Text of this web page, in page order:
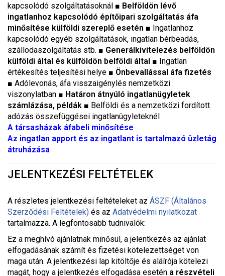
kapcsolódó szolgáltatásoknál ■ Belföldön lévő
ingatlanhoz kapcsolódó építőipari szolgáltatás áfa
minősítése külföldi szereplő esetén ■ Ingatlanhoz
kapcsolódó egyéb szolgáltatások, ingatlan bérbeadás,
szállodaszolgáltatás stb. ■ Generálkivitelezés belföldön
külföldi által és külföldön belföldi által ■ Ingatlan
értékesítés teljesítési helye ■ Önbevallással áfa fizetés
■ Adólevonás, áfa visszaigénylés nemzetközi
viszonylatban ■ Határon átnyúló ingatlanügyletek
számlázása, példák ■ Belföldi és a nemzetközi fordított
adózás összefüggései ingatlanügyleteknél
A társasházak áfabeli minősítése
Az ingatlan apport és az ingatlant is tartalmazó üzletág
átruházása
JELENTKEZÉSI FELTÉTELEK
A részletes jelentkezési feltételeket az ÁSZF (Általános
Szerződési Feltételek) és az Adatvédelmi nyilatkozat
tartalmazza. A legfontosabb tudnivalók:
Ez a meghívó ajánlatnak minősül, a jelentkezés az ajánlat
elfogadásának számít és fizetési kötelezettséget von
maga után. A jelentkezési lap kitöltője és aláírója kötelezi
magát, hogy a jelentkezés elfogadása esetén a részvételi